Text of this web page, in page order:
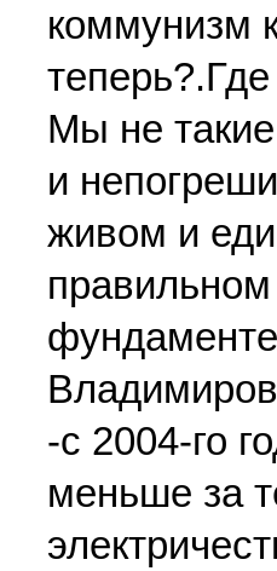
коммунизм
Мы не
и
живом и
-с 2004-го
меньше за